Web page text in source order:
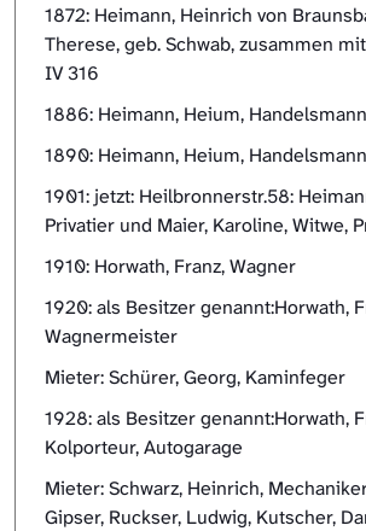
1872: Heimann, Heinrich von
Therese, geb. Schwab, zusammen
IV 316
1886: Heimann, Heium, Handelsmann
1890: Heimann, Heium, Handelsmann
1901: jetzt: Heilbronnerstr.58:
Privatier und Maier, Karoline, Witwe,
1910: Horwath, Franz, Wagner
1920: als Besitzer genannt:Horwath,
Wagnermeister
Mieter: Schürer, Georg, Kaminfeger
1928: als Besitzer genannt:Horwath,
Kolporteur, Autogarage
Mieter: Schwarz, Heinrich,
Gipser, Ruckser, Ludwig, Kutscher,